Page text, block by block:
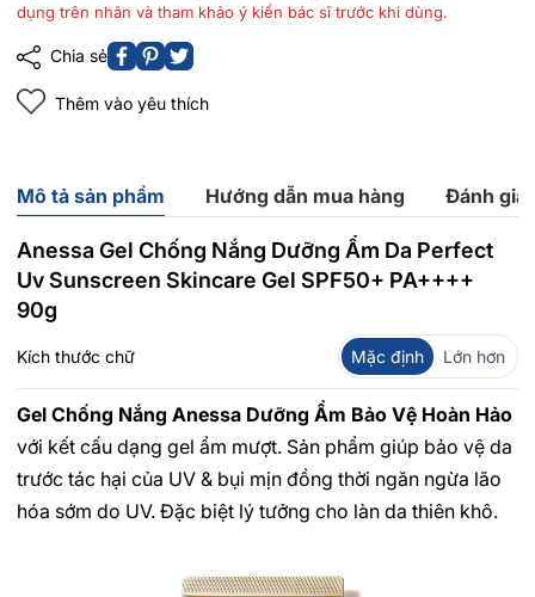
dụng trên nhãn và tham khảo ý kiến bác sĩ trước khi dùng.
Chia sẻ
Thêm vào yêu thích
Mô tả sản phẩm Hướng dẫn mua hàng Đánh giá
Anessa Gel Chống Nắng Dưỡng Ẩm Da Perfect
Uv Sunscreen Skincare Gel SPF50+ PA++++
90g
Kích thước chữ Mặc định Lớn hơn
Gel Chống Nắng Anessa Dưỡng Ẩm Bảo Vệ Hoàn Hảo
với kết cấu dạng gel ẩm mượt. Sản phẩm giúp bảo vệ da
trước tác hại của UV & bụi mịn đồng thời ngăn ngừa lão
hóa sớm do UV. Đặc biệt lý tưởng cho làn da thiên khô.